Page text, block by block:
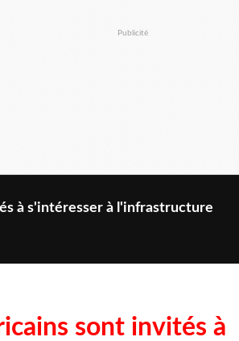
Publicité
à s'intéresser à l'infrastructure
sont invités à